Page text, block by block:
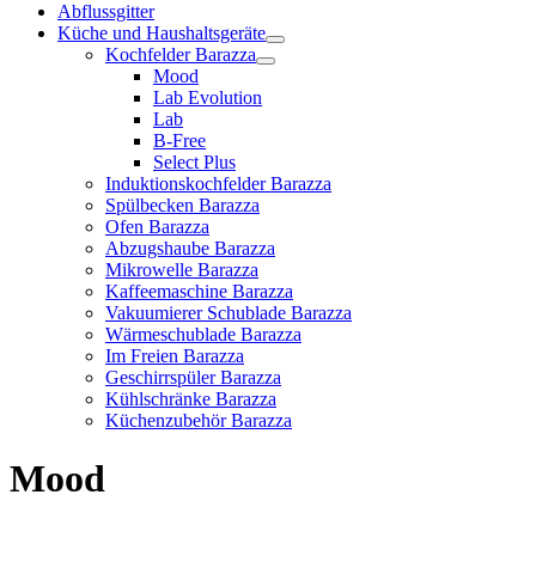
Abflussgitter
Küche und Haushaltsgeräte
Kochfelder Barazza
Mood
Lab Evolution
Lab
B-Free
Select Plus
Induktionskochfelder Barazza
Spülbecken Barazza
Ofen Barazza
Abzugshaube Barazza
Mikrowelle Barazza
Kaffeemaschine Barazza
Vakuumierer Schublade Barazza
Wärmeschublade Barazza
Im Freien Barazza
Geschirrspüler Barazza
Kühlschränke Barazza
Küchenzubehör Barazza
Mood